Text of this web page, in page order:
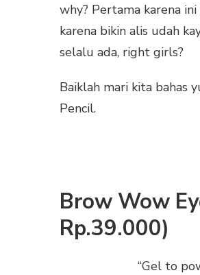
why? Pertama karena
karena bikin alis udah
selalu ada, right girls?
Baiklah mari kita bahas
Pencil.
Brow Wow
Rp.39.000)
“Gel to